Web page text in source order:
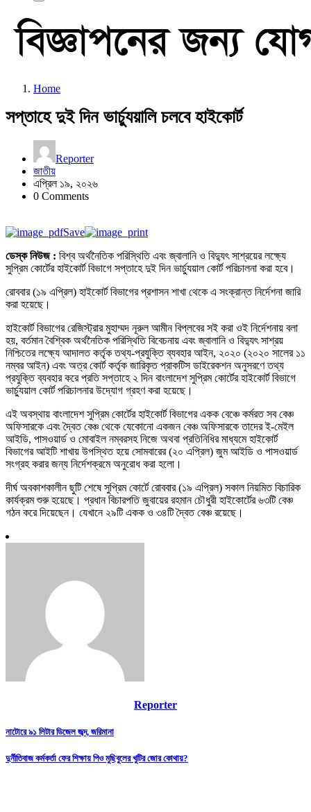
Home
সপ্তাহে দুই দিন ভার্চ্যুয়ালি চলবে হাইকোর্ট
Reporter
জাতীয়
এপ্রিল ১৯, ২০২৬
0 Comments
Save
ডেস্ক নিউজ : বিশ্ব অর্থনৈতিক পরিস্থিতি এবং জ্বালানি ও বিদ্যুৎ সাশ্রয়ের লক্ষ্যে
সুপ্রিম কোর্টের হাইকোর্ট বিভাগে সপ্তাহে দুই দিন ভার্চ্যুয়াল কোর্ট পরিচালনা করা হবে।
রোববার (১৯ এপ্রিল) হাইকোর্ট বিভাগের প্রশাসন শাখা থেকে এ সংক্রান্ত নির্দেশনা জারি
করা হয়েছে।
হাইকোর্ট বিভাগের রেজিস্ট্রার মুহাম্মদ নূরুল আমীন বিপ্লবের সই করা ওই নির্দেশনায় বলা
হয়, বর্তমান বৈশ্বিক অর্থনৈতিক পরিস্থিতি বিবেচনায় এবং জ্বালানি ও বিদ্যুৎ সাশ্রয়
নিশ্চিতের লক্ষ্যে আদালত কর্তৃক তথ্য-প্রযুক্তি ব্যবহার আইন, ২০২০ (২০২০ সালের ১১
নম্বর আইন) এবং অত্র কোর্ট কর্তৃক জারিকৃত প্রাকটিস ডাইরেকশন অনুসরণে তথ্য
প্রযুক্তি ব্যবহার করে প্রতি সপ্তাহে ২ দিন বাংলাদেশ সুপ্রিম কোর্টের হাইকোর্ট বিভাগে
ভার্চ্যুয়াল কোর্ট পরিচালনার উদ্যোগ গ্রহণ করা হয়েছে।
এই অবস্থায় বাংলাদেশ সুপ্রিম কোর্টের হাইকোর্ট বিভাগের একক বেঞ্চে কর্মরত সব বেঞ্চ
অফিসারকে এবং দ্বৈত বেঞ্চ থেকে যেকোনো একজন বেঞ্চ অফিসারকে তাদের ই-মেইল
আইডি, পাসওয়ার্ড ও মোবাইল নম্বরসহ নিজে অথবা প্রতিনিধির মাধ্যমে হাইকোর্ট
বিভাগের আইটি শাখায় উপস্থিত হয়ে সোমবারের (২০ এপ্রিল) জুম আইডি ও পাসওয়ার্ড
সংগ্রহ করার জন্য নির্দেশক্রমে অনুরোধ করা হলো।
দীর্ঘ অবকাশকালীন ছুটি শেষে সুপ্রিম কোর্টে রোববার (১৯ এপ্রিল) সকাল নিয়মিত বিচারিক
কার্যক্রম শুরু হয়েছে। প্রধান বিচারপতি জুবায়ের রহমান চৌধুরী হাইকোর্টের ৬৩টি বেঞ্চ
গঠন করে দিয়েছেন। যেখানে ২৯টি একক ও ৩৪টি দ্বৈত বেঞ্চ রয়েছে।
Reporter
Post
navigation
নাটোরে ৯১ লিটার ডিজেল জব্দ, জরিমানা
দুর্নীতিবাজ কর্মকর্তা ফের শিক্ষায় পিও মুছিবুলের খুটির জোর কোথায়?